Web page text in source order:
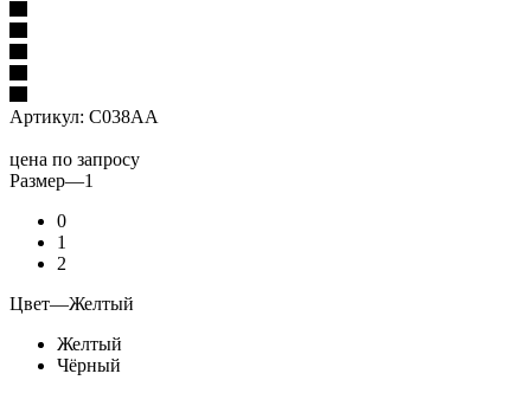
Артикул: C038AA
цена по запросу
Размер—1
0
1
2
Цвет—Желтый
Желтый
Чёрный